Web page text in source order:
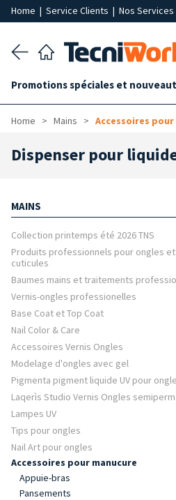
Home | Service Clients | Nos Services
Promotions spéciales et
Home Mains Accessoires pour
Dispenser pour
MAINS
Collection printemps été 2026 TNS
Produits professionnels pour ongles et
cuticules
Baumes mains et traitements
Vernis-ongles professionelles
Base Coat et Top Coat
Nail Color & Care
Accessoires Vernis Ongles
Modelage d'ongles avec gel
Pigmenta pigment liquide UV pour
Laqerìs Studio Vernis Ongles
Lampes UV
Tips pour ongles
Nail Art pour ongles
Accessoires pour manucure
Appuie-bras
Pansements